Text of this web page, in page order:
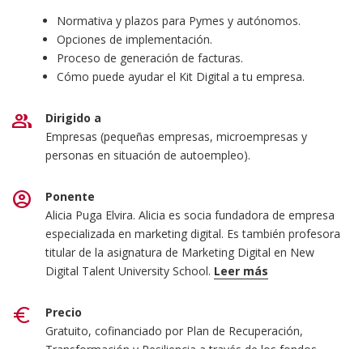
Normativa y plazos para Pymes y autónomos.
Opciones de implementación.
Proceso de generación de facturas.
Cómo puede ayudar el Kit Digital a tu empresa.
group
Dirigido a
Empresas (pequeñas empresas, microempresas y
personas en situación de autoempleo).
account_circle
Ponente
Alicia Puga Elvira. Alicia es socia fundadora de empresa
especializada en marketing digital. Es también profesora
titular de la asignatura de Marketing Digital en New
Digital Talent University School. Leer más
Executive Master of Business Administration (eMBA)
euro
Precio
Gratuito, cofinanciado por Plan de Recuperación,